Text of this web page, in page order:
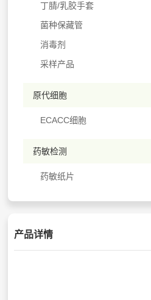
丁腈/乳胶手套
菌种保藏管
消毒剂
采样产品
原代细胞
ECACC细胞
药敏检测
药敏纸片
产品详情